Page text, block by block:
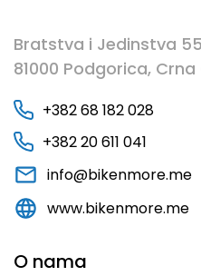
Bratstva i Jedinstva
81000 Podgorica,
+382 68 182 028
+382 20 611 041
info@bikenmore.me
www.bikenmore.me
O nama